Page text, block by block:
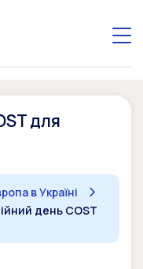
для
в Україні
день COST